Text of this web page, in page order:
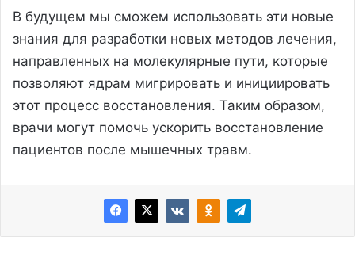
В будущем мы сможем использовать эти новые
знания для разработки новых методов лечения,
направленных на молекулярные пути, которые
позволяют ядрам мигрировать и инициировать
этот процесс восстановления. Таким образом,
врачи могут помочь ускорить восстановление
пациентов после мышечных травм.